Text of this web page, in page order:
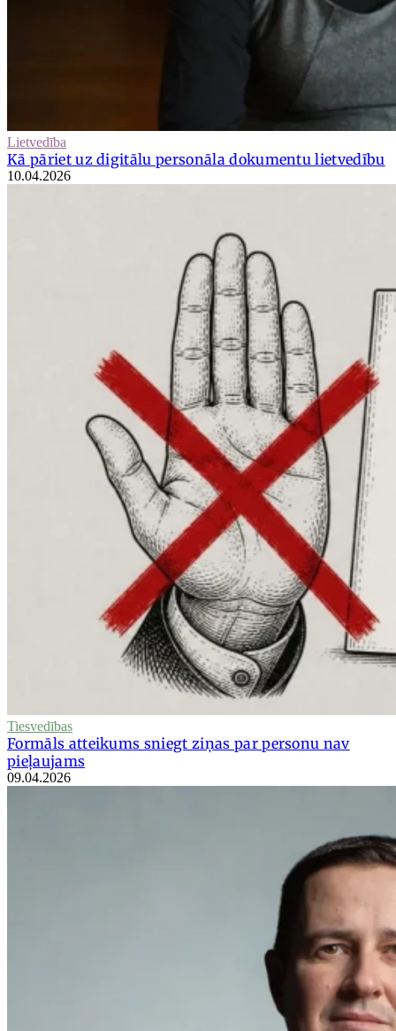
Lietvedība
Kā pāriet uz digitālu personāla dokumentu lietvedību
10.04.2026
Tiesvedības
Formāls atteikums sniegt ziņas par personu nav
pieļaujams
09.04.2026